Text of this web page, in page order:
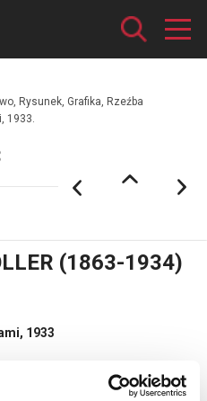
Rysunek, Grafika, Rzeźba
1933.
(1863-1934)
1933